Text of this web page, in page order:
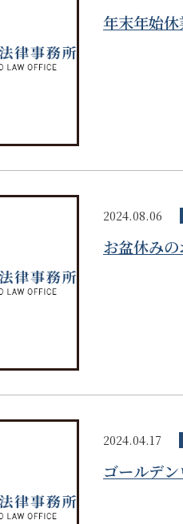
年末年始
2024.08.06
お盆休み
2024.04.17
ゴールデ